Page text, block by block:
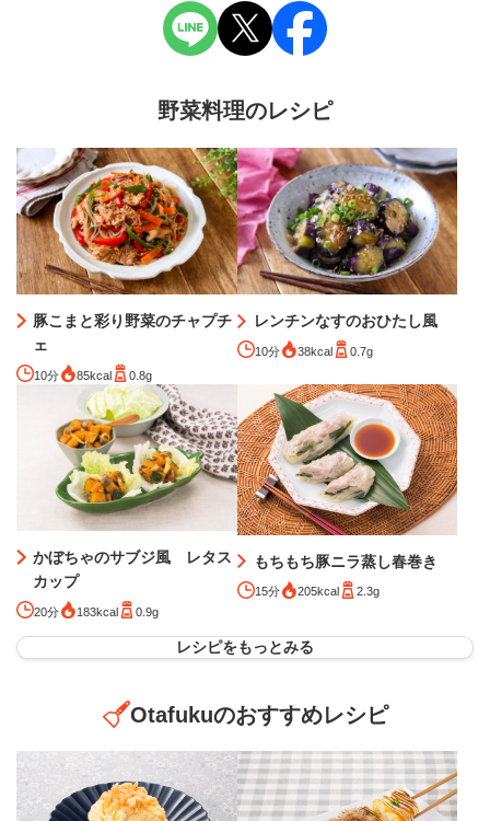
野菜料理のレシピ
豚こまと彩り野菜のチャプチ
ェ
10分 85kcal 0.8g
レンチンなすのおひたし風
10分 38kcal 0.7g
かぼちゃのサブジ風 レタス
カップ
20分 183kcal 0.9g
もちもち豚ニラ蒸し春巻き
15分 205kcal 2.3g
レシピをもっとみる
Otafukuのおすすめレシピ